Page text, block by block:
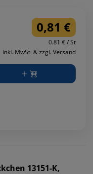
0,81 €
0.81 € / St
inkl. MwSt. & zzgl. Versand
13151-K,